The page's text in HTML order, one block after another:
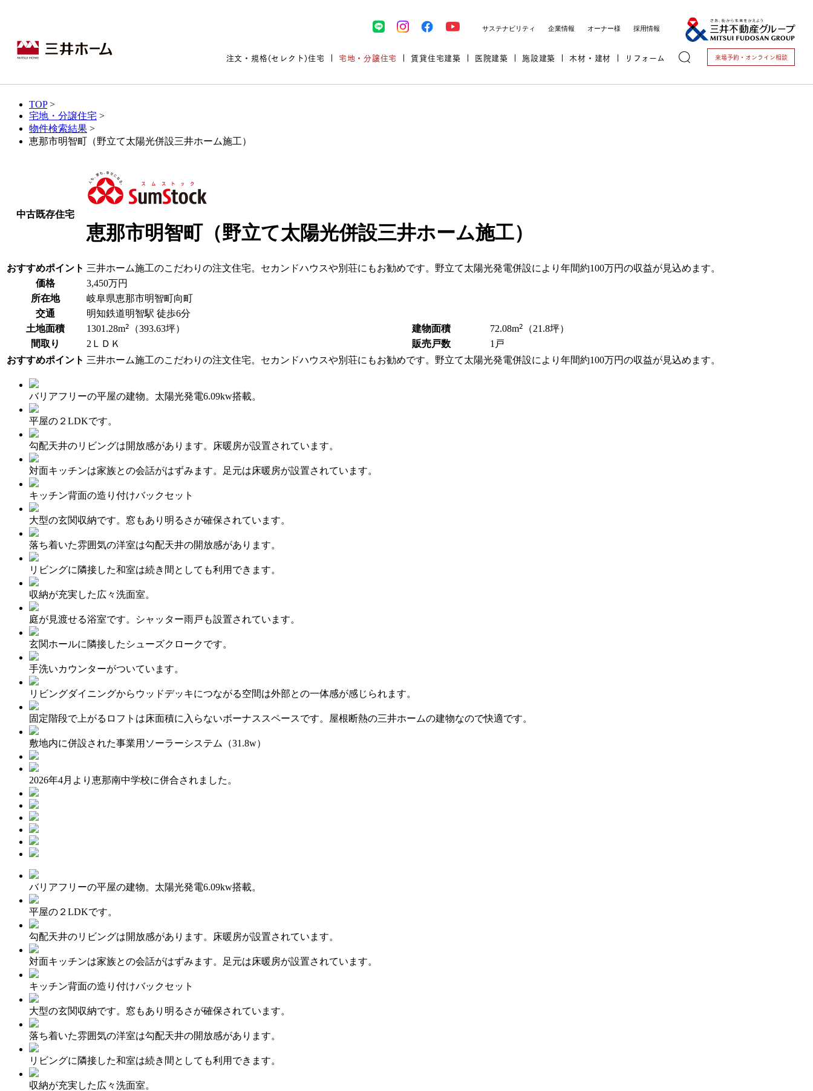
サステナビリティ 企業情報 オーナー様 採用情報
注文・規格(セレクト)住宅
建築実例
お住まいづくりガイド ㎥設計
インテリア
宅地・分譲住宅
宅地/建築条件付宅地
建売/戸建分譲
土地・建物探しをコンサルティン
グ
ランドパートナー一覧
モデルハウス紹介
賃貸住宅建築
木造マンションMOCXION
木造賃貸住宅MOCXSTYLE
イベント＆セミナー 企業向け不動産活用（CRE）
カタログ請求
医院建築
実例紹介
ドクターズ宝箱
ドクタープランニュース
セミナー・相談会情報
セミナー・内覧会レポート
開業のための物件情報
診療圏調査依頼
開業されている方
カタログ請求
施設建築
施設建築トップ
選ばれる理由 文教・保育施設実例
商業施設実例
木材・建材
事業本部案内
取扱商品
資料請求
リフォーム
リフォームメニュー 万全のサポート リフォーム実例
来場予約・ オンライン相談
TOP>
宅地・分譲住宅 >
物件検索結果 >
恵那市明智町（野立て太陽光併設三井ホーム施工）
中古既存住宅
恵那市明智町（野立て太陽光併設三井ホーム施工）
おすすめポイント 三井ホーム施工のこだわりの注文住宅。セカンドハウスや別荘にもお勧めです。野立て太陽光発電併設により年間約100万円の収益が見込めます。
価格
3,450万円
所在地
岐阜県恵那市明智町向町
交通
明知鉄道明智駅 徒歩6分
土地面積
1301.28m2 （393.63坪） 建物面積 72.08m2
（21.8坪）
間取り
2ＬＤＫ 販売戸数
1戸
おすすめポイント 三井ホーム施工のこだわりの注文住宅。セカンドハウスや別荘にもお勧めです。野立て太陽光発電併設により年間約100万円の収益が見込めます。
バリアフリーの平屋の建物。太陽光発電6.09kw搭載。
平屋の２LDKです。
勾配天井のリビングは開放感があります。床暖房が設置されています。
対面キッチンは家族との会話がはずみます。足元は床暖房が設置されています。
キッチン背面の造り付けバックセット
大型の玄関収納です。窓もあり明るさが確保されています。
落ち着いた雰囲気の洋室は勾配天井の開放感があります。
リビングに隣接した和室は続き間としても利用できます。
収納が充実した広々洗面室。
庭が見渡せる浴室です。シャッター雨戸も設置されています。
玄関ホールに隣接したシューズクロークです。
手洗いカウンターがついています。
リビングダイニングからウッドデッキにつながる空間は外部との一体感が感じられます。
固定階段で上がるロフトは床面積に入らないボーナススペースです。屋根断熱の三井ホームの建物なので快適です。
敷地内に併設された事業用ソーラーシステム（31.8w）
2026年4月より恵那南中学校に併合されました。
バリアフリーの平屋の建物。太陽光発電6.09kw搭載。
平屋の２LDKです。
勾配天井のリビングは開放感があります。床暖房が設置されています。
対面キッチンは家族との会話がはずみます。足元は床暖房が設置されています。
キッチン背面の造り付けバックセット
大型の玄関収納です。窓もあり明るさが確保されています。
落ち着いた雰囲気の洋室は勾配天井の開放感があります。
リビングに隣接した和室は続き間としても利用できます。
収納が充実した広々洗面室。